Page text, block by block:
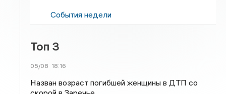
События недели
Топ 3
05/08 18:16
Назван возраст погибшей женщины в ДТП со